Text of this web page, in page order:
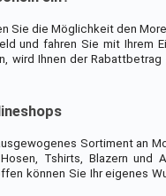
Sie die Möglichkeit den
und fahren Sie mit Ihrem
wird Ihnen der
Sortiment an
Tshirts, Blazern
können Sie Ihr eigenes